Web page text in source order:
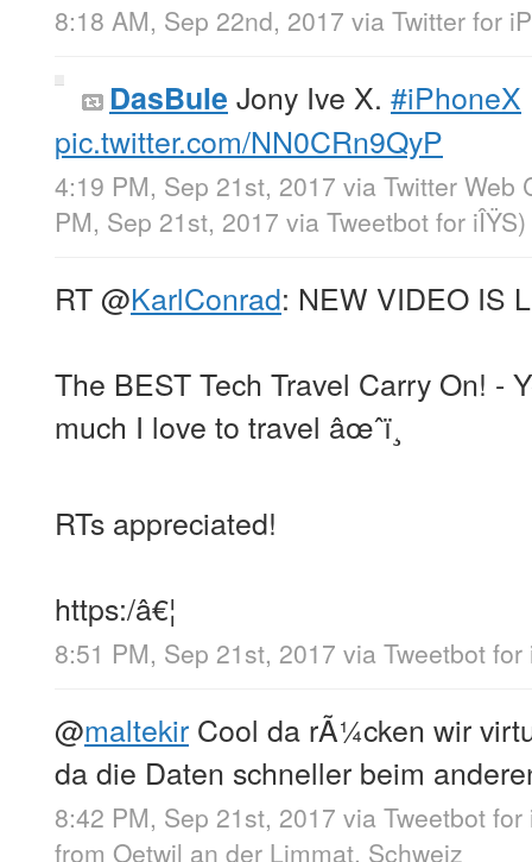
8:18 AM, Sep 22nd, 2017 via Twitter for
DasBule Jony Ive X. #iPhoneX
pic.twitter.com/NN0CRn9QyP
4:19 PM, Sep 21st, 2017 via Twitter Web
PM, Sep 21st, 2017 via Tweetbot for iÎŸS)
RT@KarlConrad: NEW VIDEO IS
The BEST Tech Travel Carry On! -
much I love to travel âœˆï¸
RTs appreciated!
https:/â€¦
8:51 PM, Sep 21st, 2017 via Tweetbot for
@maltekir Cool da rÃ¼cken wir
da die Daten schneller beim
8:42 PM, Sep 21st, 2017 via Tweetbot for
from Oetwil an der Limmat, Schweiz